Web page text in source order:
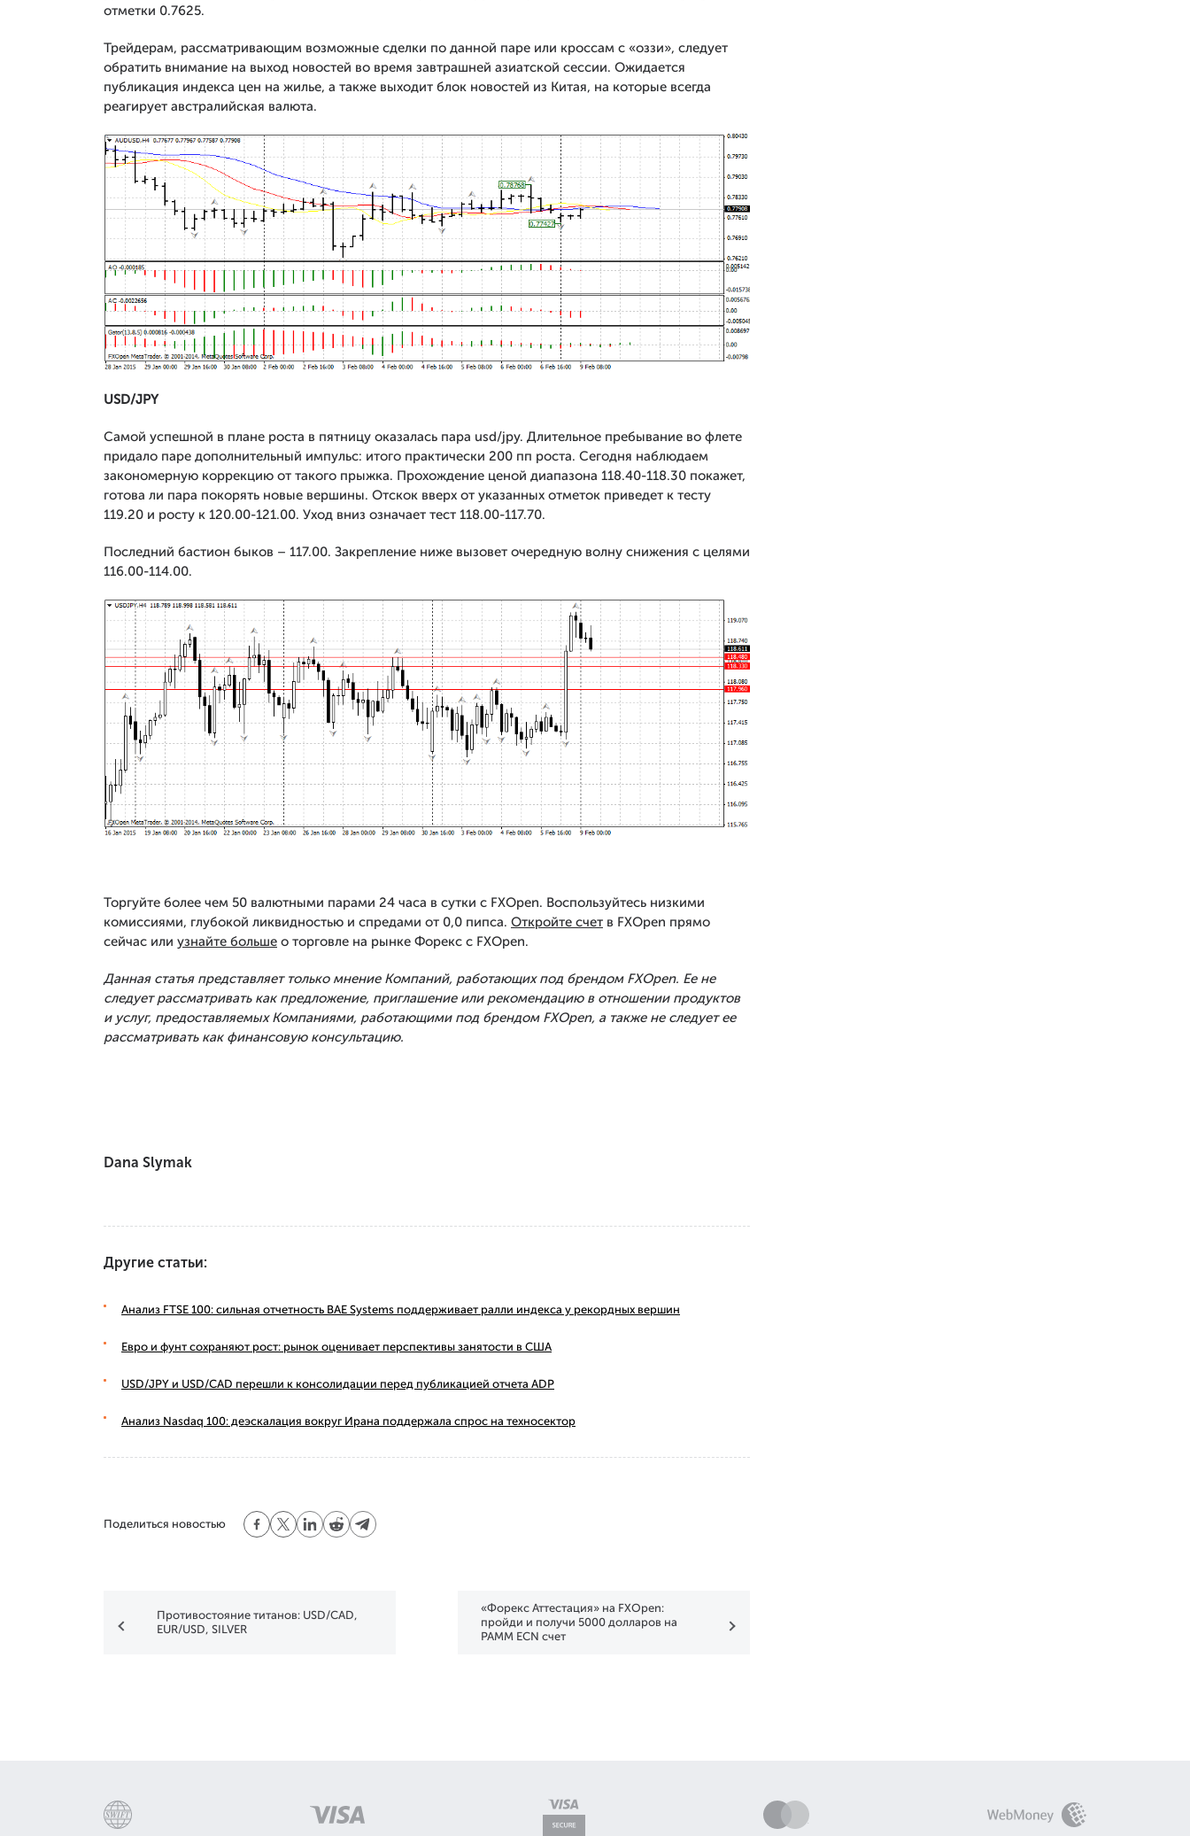
отметки 0.7625.
Трейдерам, рассматривающим возможные сделки по данной паре или кроссам с «оззи», следует
обратить внимание на выход новостей во время завтрашней азиатской сессии. Ожидается
публикация индекса цен на жилье, а также выходит блок новостей из Китая, на которые всегда
реагирует австралийская валюта.
USD/JPY
Самой успешной в плане роста в пятницу оказалась пара usd/jpy. Длительное пребывание во флете
придало паре дополнительный импульс: итого практически 200 пп роста. Сегодня наблюдаем
закономерную коррекцию от такого прыжка. Прохождение ценой диапазона 118.40-118.30 покажет,
готова ли пара покорять новые вершины. Отскок вверх от указанных отметок приведет к тесту
119.20 и росту к 120.00-121.00. Уход вниз означает тест 118.00-117.70.
Последний бастион быков – 117.00. Закрепление ниже вызовет очередную волну снижения с целями
116.00-114.00.
Торгуйте более чем 50 валютными парами 24 часа в сутки с FXOpen. Воспользуйтесь низкими
комиссиями, глубокой ликвидностью и спредами от 0,0 пипса. Откройте счет в FXOpen прямо
сейчас или узнайте больше о торговле на рынке Форекс с FXOpen.
Данная статья представляет только мнение Компаний, работающих под брендом FXOpen. Ее не
следует рассматривать как предложение, приглашение или рекомендацию в отношении продуктов
и услуг, предоставляемых Компаниями, работающими под брендом FXOpen, а также не следует ее
рассматривать как финансовую консультацию.
Dana Slymak
Другие статьи:
Анализ FTSE 100: сильная отчетность BAE Systems поддерживает ралли индекса у рекордных вершин
Евро и фунт сохраняют рост: рынок оценивает перспективы занятости в США
USD/JPY и USD/CAD перешли к консолидации перед публикацией отчета ADP
Анализ Nasdaq 100: деэскалация вокруг Ирана поддержала спрос на техносектор
Поделиться новостью
Противостояние титанов: USD/CAD,
EUR/USD, SILVER
«Форекс Аттестация» на FXOpen:
пройди и получи 5000 долларов на
PAMM ECN счет